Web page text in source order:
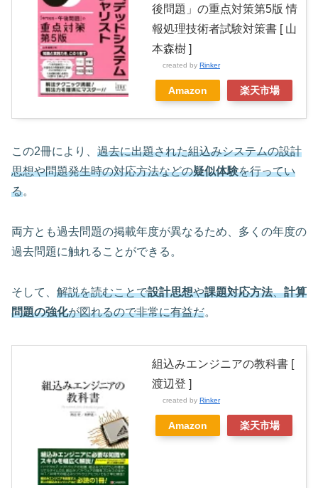
後問題」の重点対策第5版 情
報処理技術者試験対策書 [ 山
本森樹 ]
created by Rinker
Amazon 楽天市場
この2冊により、 過去に出題された組込みシステムの設計
思想や問題発生時の対応方法などの疑似体験を行ってい
る。
両方とも過去問題の掲載年度が異なるため、多くの年度の
過去問題に触れることができる。
そして、 解説を読むことで設計思想や課題対応方法、計算
問題の強化が図れるので非常に有益だ。
組込みエンジニアの教科書 [
渡辺登 ]
created by Rinker
Amazon 楽天市場